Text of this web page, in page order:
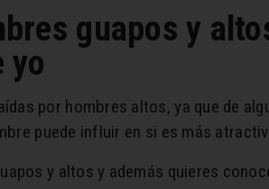
guapos y
yo
por hombres altos, ya que de
puede influir en si es más
y altos y además quieres